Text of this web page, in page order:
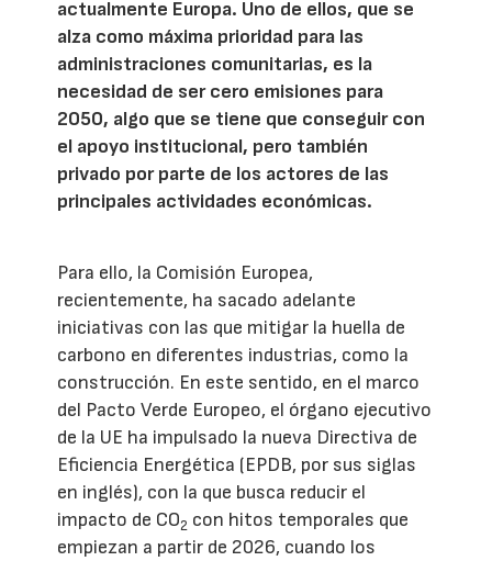
actualmente Europa. Uno de ellos, que se
alza como máxima prioridad para las
administraciones comunitarias, es la
necesidad de ser cero emisiones para
2050, algo que se tiene que conseguir con
el apoyo institucional, pero también
privado por parte de los actores de las
principales actividades económicas.
Para ello, la Comisión Europea,
recientemente, ha sacado adelante
iniciativas con las que mitigar la huella de
carbono en diferentes industrias, como la
construcción. En este sentido, en el marco
del Pacto Verde Europeo, el órgano ejecutivo
de la UE ha impulsado la nueva Directiva de
Eficiencia Energética (EPDB, por sus siglas
en inglés), con la que busca reducir el
impacto de CO2 con hitos temporales que
empiezan a partir de 2026, cuando los